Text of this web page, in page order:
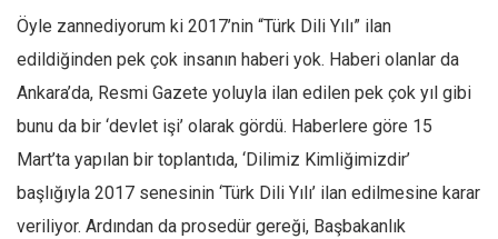
Eksik sayıların temini
Sosyal Medya
Twitter
Facebook
Instagram
Öyle zannediyorum ki 2017’nin “Türk Dili Yılı” ilan
edildiğinden pek çok insanın haberi yok. Haberi olanlar da
Ankara’da, Resmi Gazete yoluyla ilan edilen pek çok yıl gibi
bunu da bir ‘devlet işi’ olarak gördü. Haberlere göre 15
Mart’ta yapılan bir toplantıda, ‘Dilimiz Kimliğimizdir’
başlığıyla 2017 senesinin ‘Türk Dili Yılı’ ilan edilmesine karar
veriliyor. Ardından da prosedür gereği, Başbakanlık